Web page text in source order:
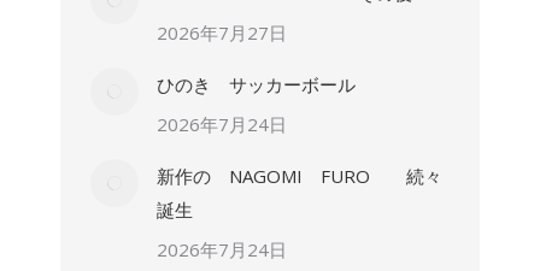
2026年7月27日
ひのき サッカーボール
2026年7月24日
新作の NAGOMI FURO 続々
誕生
2026年7月24日